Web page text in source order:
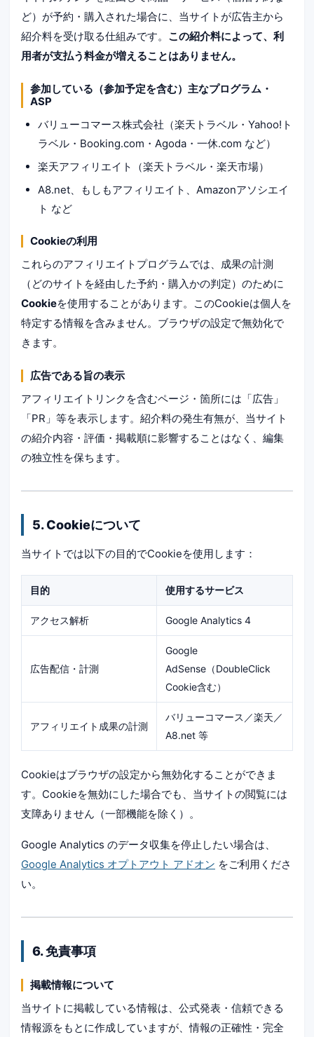
ど）が予約・購入された場合に、当サイトが広告主から
紹介料を受け取る仕組みです。 この紹介料によって、利
用者が支払う料金が増えることはありません。
参加している（参加予定を含む）主なプログラム・
ASP
バリューコマース株式会社（楽天トラベル・Yahoo!ト
ラベル・Booking.com・Agoda・一休.com など）
楽天アフィリエイト（楽天トラベル・楽天市場）
A8.net、もしもアフィリエイト、Amazonアソシエイ
ト など
Cookieの利用
これらのアフィリエイトプログラムでは、成果の計測
（どのサイトを経由した予約・購入かの判定）のために
Cookieを使用することがあります。このCookieは個人を
特定する情報を含みません。ブラウザの設定で無効化で
きます。
広告である旨の表示
アフィリエイトリンクを含むページ・箇所には「広告」
「PR」等を表示します。紹介料の発生有無が、当サイト
の紹介内容・評価・掲載順に影響することはなく、編集
の独立性を保ちます。
5. Cookieについて
当サイトでは以下の目的でCookieを使用します：
目的 使用するサービス
アクセス解析 Google Analytics 4
広告配信・計測
Google
AdSense（DoubleClick
Cookie含む）
アフィリエイト成果の計測
バリューコマース／楽天／
A8.net 等
Cookieはブラウザの設定から無効化することができま
す。Cookieを無効にした場合でも、当サイトの閲覧には
支障ありません（一部機能を除く）。
Google Analytics のデータ収集を停止したい場合は、
Google Analytics オプトアウト アドオン をご利用くださ
い。
6. 免責事項
掲載情報について
当サイトに掲載している情報は、公式発表・信頼できる
情報源をもとに作成していますが、情報の正確性・完全